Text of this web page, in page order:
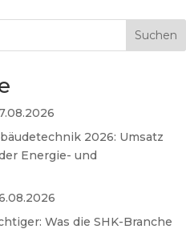
Suchen
2026: Umsatz
Energie- und
Was die SHK-Branche